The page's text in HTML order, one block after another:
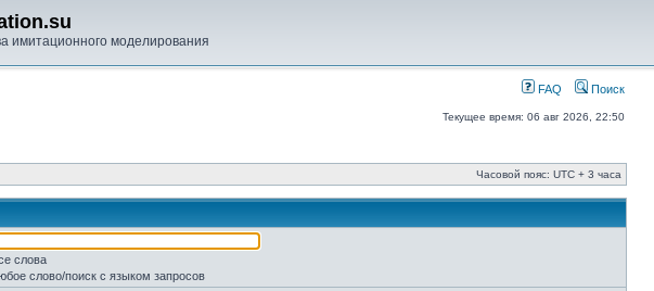
имитационного моделирования
FAQ Поиск
Текущее время: 06 авг 2026, 22:50
Часовой пояс: UTC + 3 часа
слова
слово/поиск с языком запросов